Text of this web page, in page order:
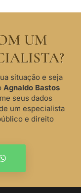
UM
situação e seja
Agnaldo Bastos
seus dados
um especialista
e direito